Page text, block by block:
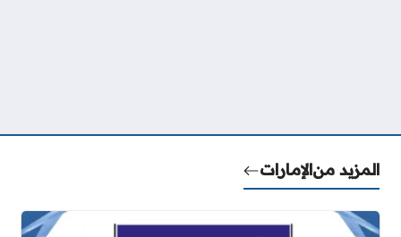
المزيد منالإمارات